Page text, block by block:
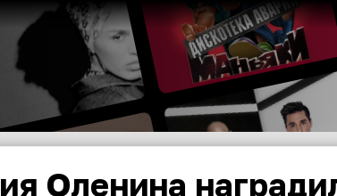
Оленина